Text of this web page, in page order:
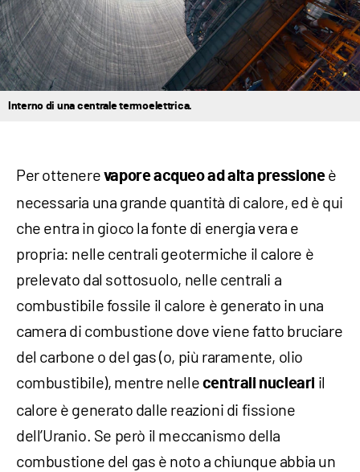
Interno di una centrale termoelettrica.
Per ottenere vapore acqueo ad alta pressioneè
necessaria una grande quantità di calore, ed è qui
che entra in gioco la fonte di energia vera e
propria: nelle centrali geotermiche il calore è
prelevato dal sottosuolo, nelle centrali a
combustibile fossile il calore è generato in una
camera di combustione dove viene fatto bruciare
del carbone o del gas (o, più raramente, olio
combustibile), mentre nelle centrali nucleari il
calore è generato dalle reazioni di fissione
dell’Uranio. Se però il meccanismo della
combustione del gas è noto a chiunque abbia un